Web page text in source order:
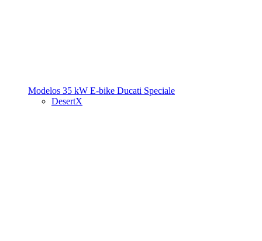
Modelos 35 kW E-bike Ducati Speciale
DesertX